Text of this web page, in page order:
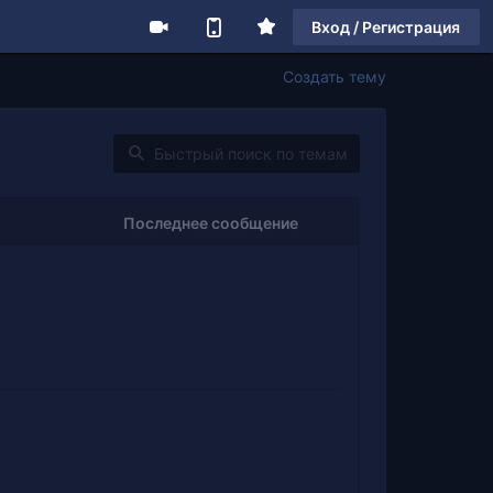
Вход / Регистрация
Создать тему
Последнее сообщение